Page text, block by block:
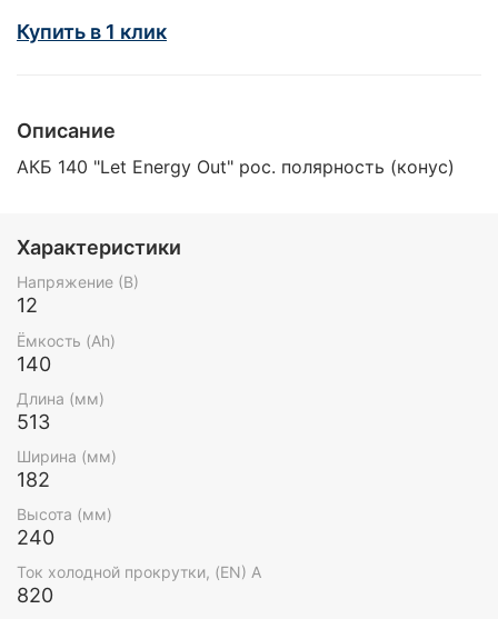
Купить в 1 клик
Описание
АКБ 140 "Let Energy Out" рос. полярность (конус)
Характеристики
Напряжение (В)
12
Ёмкость (Ah)
140
Длина (мм)
513
Ширина (мм)
182
Высота (мм)
240
Ток холодной прокрутки, (EN) А
820